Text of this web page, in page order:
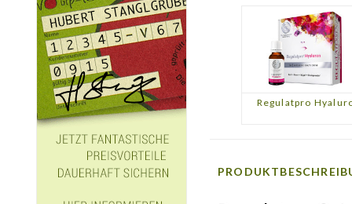
Regulatpro